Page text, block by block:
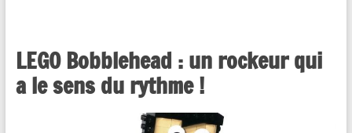
LEGO Bobblehead : un rockeur qui
a le sens du rythme !